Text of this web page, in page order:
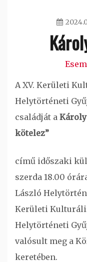
A XV. Kerületi
Helytörténeti
családját a
kötelez”
című időszaki
szerda 18.00
László
Kerületi
Helytörténeti
valósult meg a
keretében.